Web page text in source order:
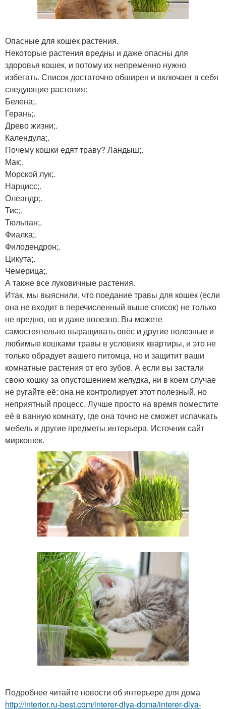
Опасные для кошек растения.
Некоторые растения вредны и даже опасны для
здоровья кошек, и потому их непременно нужно
избегать. Список достаточно обширен и включает в себя
следующие растения:
Белена;.
Герань;.
Древо жизни;.
Календула;.
Почему кошки едят траву? Ландыш;.
Мак;.
Морской лук;.
Нарцисс;.
Олеандр;.
Тис;.
Тюльпан;.
Фиалка;.
Филодендрон;.
Цикута;.
Чемерица;.
А также все луковичные растения.
Итак, мы выяснили, что поедание травы для кошек (если
она не входит в перечисленный выше список) не только
не вредно, но и даже полезно. Вы можете
самостоятельно выращивать овёс и другие полезные и
любимые кошками травы в условиях квартиры, и это не
только обрадует вашего питомца, но и защитит ваши
комнатные растения от его зубов. А если вы застали
свою кошку за опустошением желудка, ни в коем случае
не ругайте её: она не контролирует этот полезный, но
неприятный процесс. Лучше просто на время поместите
её в ванную комнату, где она точно не сможет испачкать
мебель и другие предметы интерьера. Источник сайт
миркошек.
Подробнее читайте новости об интерьере для дома
http://interior.ru-best.com/interer-dlya-doma/interer-dlya-